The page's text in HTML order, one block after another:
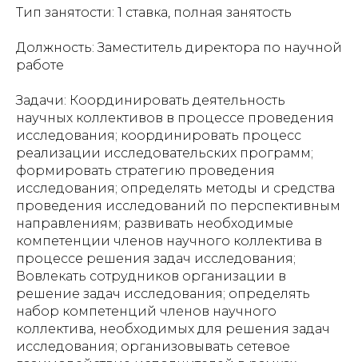
Тип занятости: 1 ставка, полная занятость
Должность: Заместитель директора по научной
работе
Задачи: Координировать деятельность
научных коллективов в процессе проведения
исследования; координировать процесс
реализации исследовательских программ;
формировать стратегию проведения
исследования; определять методы и средства
проведения исследований по перспективным
направлениям; развивать необходимые
компетенции членов научного коллектива в
процессе решения задач исследования;
Вовлекать сотрудников организации в
решение задач исследования; определять
набор компетенций членов научного
коллектива, необходимых для решения задач
исследования; организовывать сетевое